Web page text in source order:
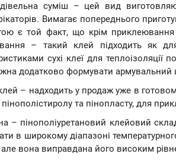
суміш – цей вид
Вимагає попереднього
є той факт, що крім
– такий клей підходить як
сухі клеї для
додатково формувати армувальний
– надходить у продаж уже в
та пінопласту, для
– пінополіуретановий клейовий
в широкому діапазоні
але вона виправдана його високим